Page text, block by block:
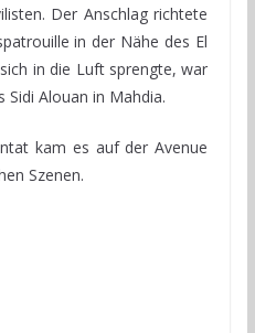
Der Anschlag richtete
in der Nähe des El
in die Luft sprengte, war
Sidi Alouan in Mahdia.
kam es auf der Avenue
Szenen.